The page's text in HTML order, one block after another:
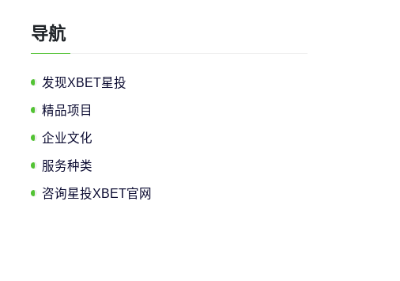
导航
发现XBET星投
精品项目
企业文化
服务种类
咨询星投XBET官网